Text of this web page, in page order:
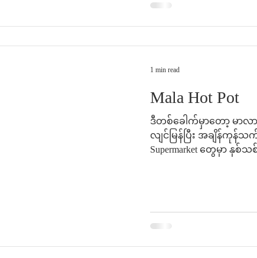
Mala Hot Pot
ဒီတစ်ခေါက်မှာတော့ မာ
လျင်မြန်ပြီး အချိန်ကုန်သ
Supermarket တွေမှာ နှ
1 min read